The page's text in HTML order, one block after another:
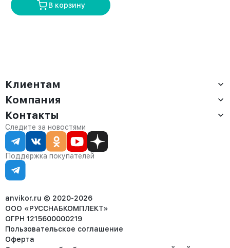
В корзину
Клиентам
Доставка
Оплата
Сервис
Статус заказа
Статьи
Компания
О компании
Контакты
Партнёрам
Контакты
Отдел продаж:
8 (800) 234-22-62
corp@anvikor.ru
Ежедневно, с 7:00-19:00 (МСК)
Отдел рекламации:
8 (953) 455-25-61
Следите за новостями
Поддержка покупателей
anvikor.ru © 2020-2026
ООО «РУССНАБКОМПЛЕКТ»
ОГРН 1215600000219
Пользовательское соглашение
Оферта